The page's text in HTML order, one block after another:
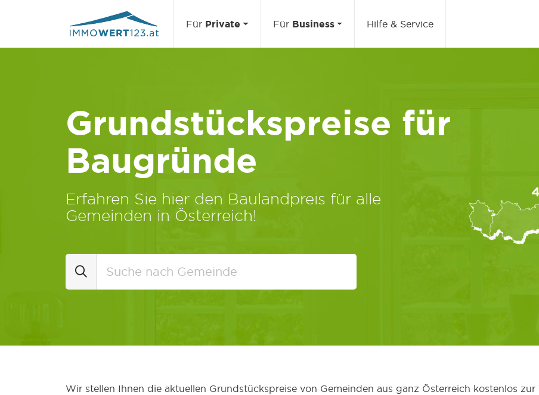
Für Private Für Business Hilfe & Service
Grundstückspreise für
Baugründe
Erfahren Sie hier den Baulandpreis für alle
Gemeinden in Österreich!
Wir stellen Ihnen die aktuellen Grundstückspreise von Gemeinden aus ganz Österreich kostenlos zur